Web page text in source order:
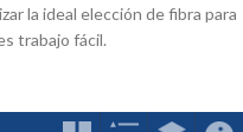
la ideal elección de fibra para
trabajo fácil.